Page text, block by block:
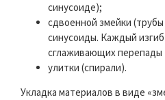
синусоиде);
сдвоенной змейки
синусоиды. Каждый
сглаживающих перепады
улитки (спирали).
Укладка материалов в виде